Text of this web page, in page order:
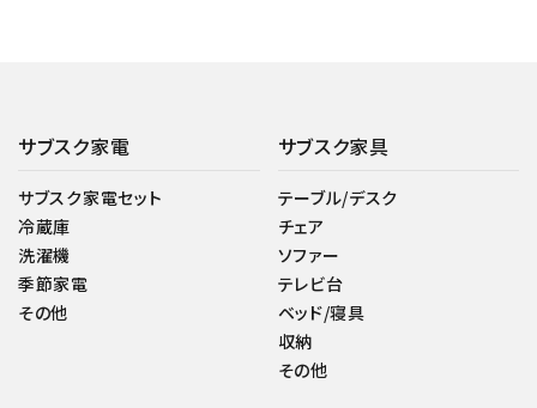
サブスク家電
サブスク家電セット
冷蔵庫
洗濯機
季節家電
その他
サブスク家具
テーブル/デスク
チェア
ソファー
テレビ台
ベッド/寝具
収納
その他